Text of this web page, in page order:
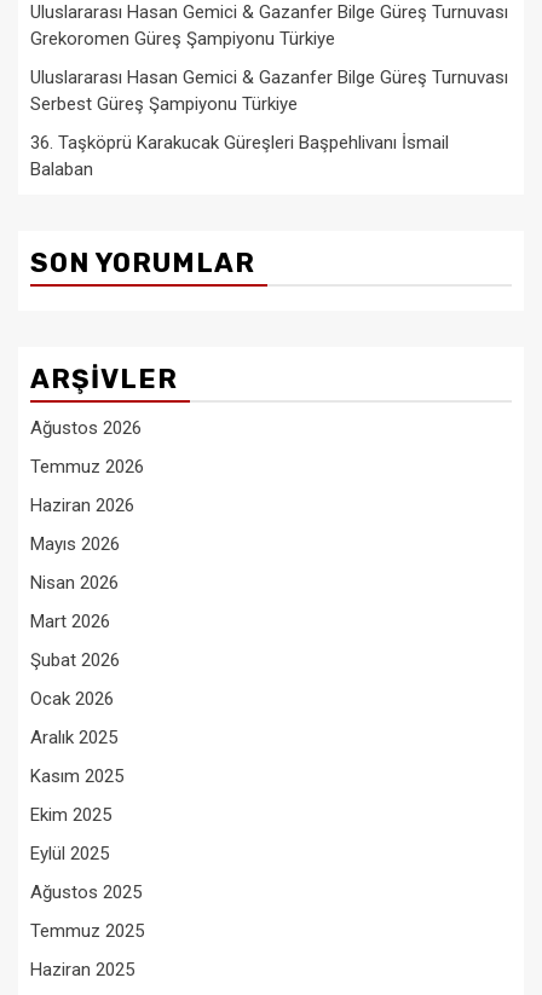
Uluslararası Hasan Gemici & Gazanfer Bilge Güreş Turnuvası
Grekoromen Güreş Şampiyonu Türkiye
Uluslararası Hasan Gemici & Gazanfer Bilge Güreş Turnuvası
Serbest Güreş Şampiyonu Türkiye
36. Taşköprü Karakucak Güreşleri Başpehlivanı İsmail
Balaban
SON YORUMLAR
ARŞIVLER
Ağustos 2026
Temmuz 2026
Haziran 2026
Mayıs 2026
Nisan 2026
Mart 2026
Şubat 2026
Ocak 2026
Aralık 2025
Kasım 2025
Ekim 2025
Eylül 2025
Ağustos 2025
Temmuz 2025
Haziran 2025